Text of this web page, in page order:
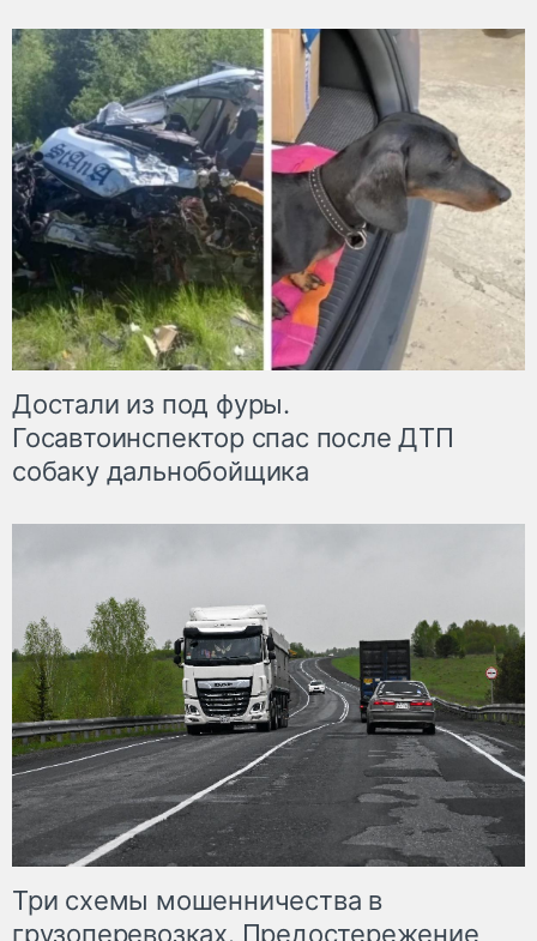
Достали из под фуры.
Госавтоинспектор спас после ДТП
собаку дальнобойщика
Три схемы мошенничества в
грузоперевозках. Предостережение